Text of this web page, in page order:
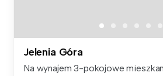
Jelenia Góra
Na wynajem 3-pokojowe